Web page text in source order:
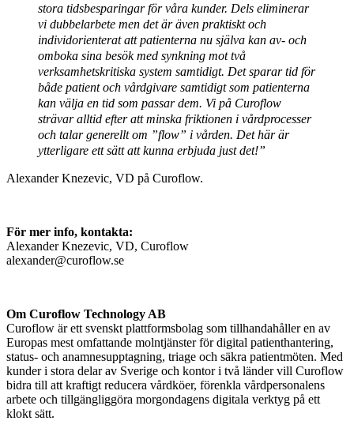
stora tidsbesparingar för våra kunder. Dels eliminerar
vi dubbelarbete men det är även praktiskt och
individorienterat att patienterna nu själva kan av- och
omboka sina besök med synkning mot två
verksamhetskritiska system samtidigt. Det sparar tid för
både patient och vårdgivare samtidigt som patienterna
kan välja en tid som passar dem. Vi på Curoflow
strävar alltid efter att minska friktionen i vårdprocesser
och talar generellt om ”flow” i vården. Det här är
ytterligare ett sätt att kunna erbjuda just det!”
Alexander Knezevic, VD på Curoflow.
För mer info, kontakta:
Alexander Knezevic, VD, Curoflow
alexander@curoflow.se
Om Curoflow Technology AB
Curoflow är ett svenskt plattformsbolag som tillhandahåller en av
Europas mest omfattande molntjänster för digital patienthantering,
status- och anamnesupptagning, triage och säkra patientmöten. Med
kunder i stora delar av Sverige och kontor i två länder vill Curoflow
bidra till att kraftigt reducera vårdköer, förenkla vårdpersonalens
arbete och tillgängliggöra morgondagens digitala verktyg på ett
klokt sätt.